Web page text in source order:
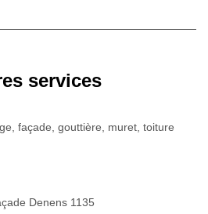
services
façade, gouttière, muret, toiture
Denens 1135